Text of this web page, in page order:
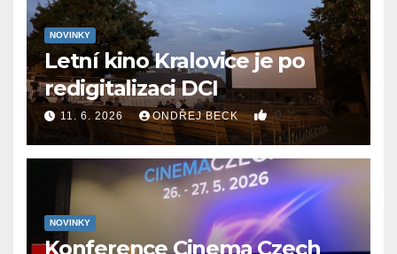
NOVINKY
Letní kino Kralovice je po
redigitalizaci DCI
11. 6. 2026 ONDŘEJ BECK 0
NOVINKY
Konference Cinema Czech